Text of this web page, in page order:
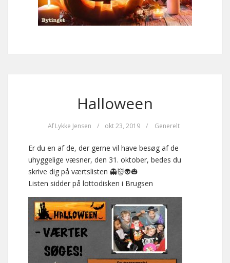
Halloween
AfLykke Jensen / okt 23, 2019 / Generelt
Er du en af de, der gerne vil have besøg af de
uhyggelige væsner, den 31. oktober, bedes du
skrive dig på værtslisten 👻👹👽🎃
Listen sidder på lottodisken i Brugsen